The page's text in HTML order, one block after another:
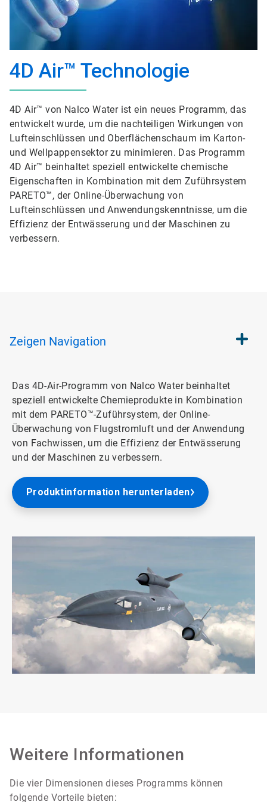
4D Air™ Technologie
4D Air™ von Nalco Water ist ein neues Programm, das
entwickelt wurde, um die nachteiligen Wirkungen von
Lufteinschlüssen und Oberflächenschaum im Karton-
und Wellpappensektor zu minimieren. Das Programm
4D Air™ beinhaltet speziell entwickelte chemische
Eigenschaften in Kombination mit dem Zuführsystem
PARETO™, der Online-Überwachung von
Lufteinschlüssen und Anwendungskenntnisse, um die
Effizienz der Entwässerung und der Maschinen zu
verbessern.
Zeigen Navigation
Das 4D-Air-Programm von Nalco Water beinhaltet
speziell entwickelte Chemieprodukte in Kombination
mit dem PARETO™-Zuführsystem, der Online-
Überwachung von Flugstromluft und der Anwendung
von Fachwissen, um die Effizienz der Entwässerung
und der Maschinen zu verbessern.
Produktinformation herunterladen
Weitere Informationen
Die vier Dimensionen dieses Programms können
folgende Vorteile bieten: